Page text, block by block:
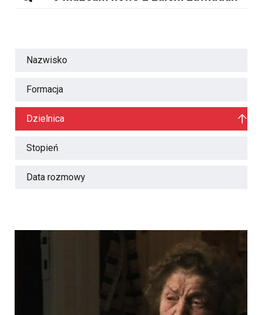
Nazwisko
Formacja
Dzielnica
Stopień
Data rozmowy